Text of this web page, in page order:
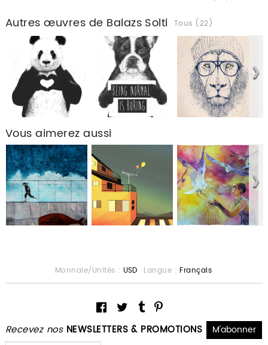
Autres œuvres de Balazs Solti Tous (22)
Vous aimerez aussi
Recevez nos NEWSLETTERS & PROMOTIONS
Monnaie/Unités : USD Langue : Français